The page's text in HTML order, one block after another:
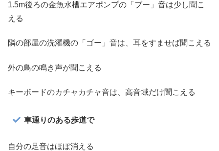
1.5m後ろの金魚水槽エアポンプの「ブー」音は少し聞こ
える
隣の部屋の洗濯機の「ゴー」音は、耳をすませば聞こえる
外の鳥の鳴き声が聞こえる
キーボードのカチャカチャ音は、高音域だけ聞こえる
車通りのある歩道で
自分の足音はほぼ消える